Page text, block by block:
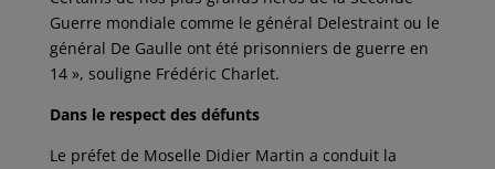
Guerre mondiale comme le général Delestraint ou le
général De Gaulle ont été prisonniers de guerre en
14 », souligne Frédéric Charlet.
Dans le respect des défunts
Le préfet de Moselle Didier Martin a conduit la